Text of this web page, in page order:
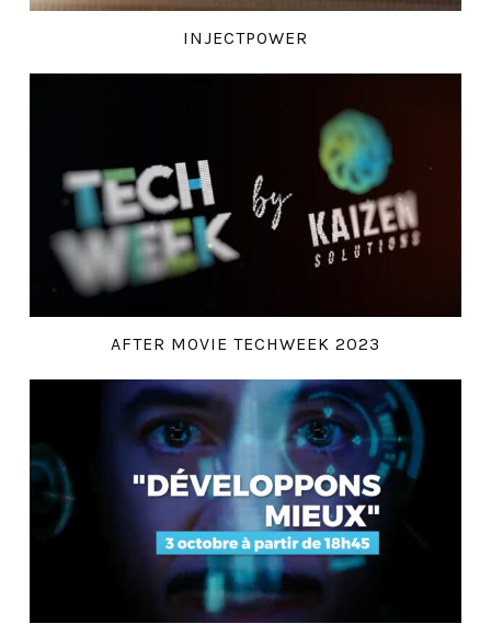
INJECTPOWER
AFTER MOVIE TECHWEEK 2023